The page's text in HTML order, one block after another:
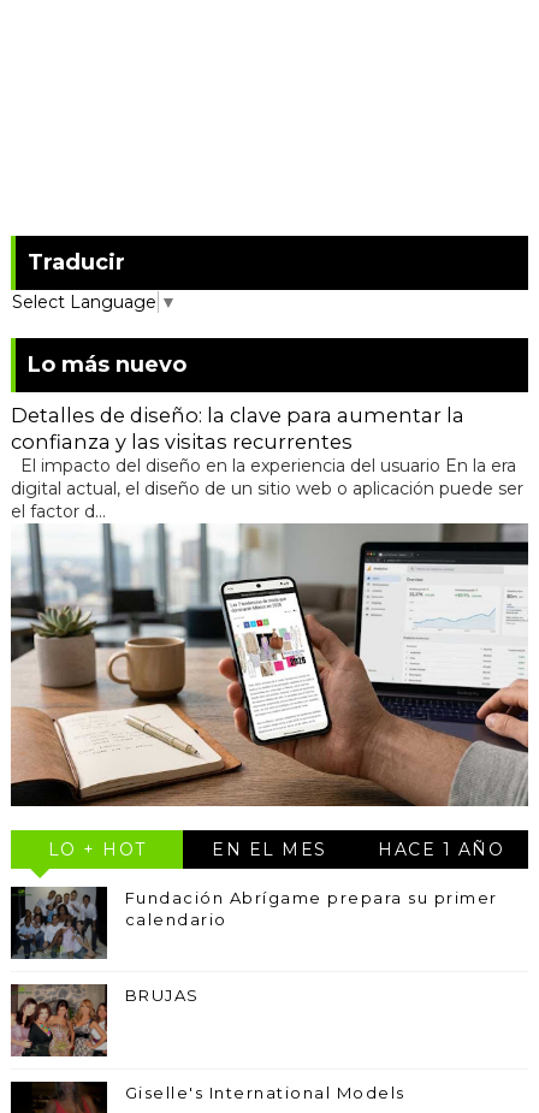
Traducir
Select Language ▼
Lo más nuevo
Detalles de diseño: la clave para aumentar la
confianza y las visitas recurrentes
El impacto del diseño en la experiencia del usuario En la era
digital actual, el diseño de un sitio web o aplicación puede ser
el factor d...
LO + HOT EN EL MES HACE 1 AÑO
Fundación Abrígame prepara su primer
calendario
BRUJAS
Giselle's International Models